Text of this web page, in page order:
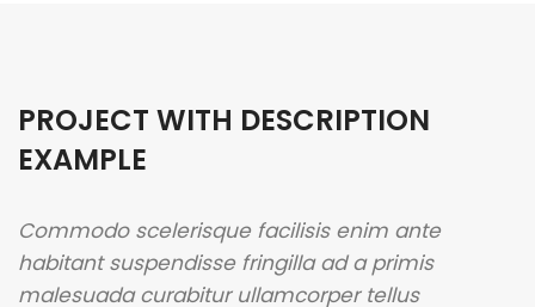
PROJECT WITH DESCRIPTION
EXAMPLE
Commodo scelerisque facilisis enim ante
habitant suspendisse fringilla ad a primis
malesuada curabitur ullamcorper tellus